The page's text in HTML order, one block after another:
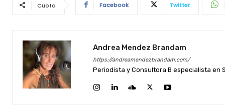
Cuota Facebook Twitter
Andrea Mendez Brandam
https://andreamendezbrandam.com/
Periodista y Consultora B especialista en